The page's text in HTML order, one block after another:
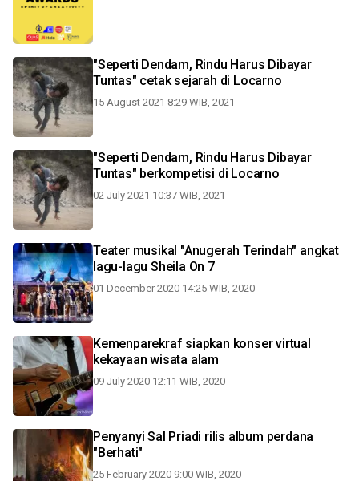
"Seperti Dendam, Rindu Harus Dibayar
Tuntas" cetak sejarah di Locarno
15 August 2021 8:29 WIB, 2021
"Seperti Dendam, Rindu Harus Dibayar
Tuntas" berkompetisi di Locarno
02 July 2021 10:37 WIB, 2021
Teater musikal "Anugerah Terindah" angkat
lagu-lagu Sheila On 7
01 December 2020 14:25 WIB, 2020
Kemenparekraf siapkan konser virtual
kekayaan wisata alam
09 July 2020 12:11 WIB, 2020
Penyanyi Sal Priadi rilis album perdana
"Berhati"
25 February 2020 9:00 WIB, 2020